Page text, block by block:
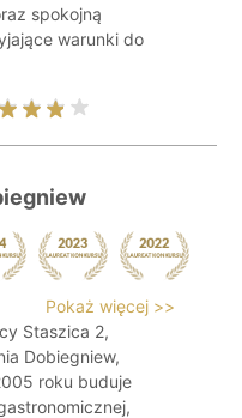
spokojną
warunki do
Pokaż więcej >>
Staszica 2,
Dobiegniew,
roku buduje